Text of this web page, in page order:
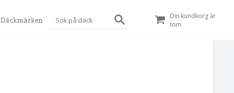
Däckmärken
Din kundkorg är
tom